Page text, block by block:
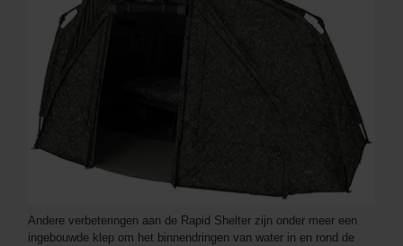
Andere verbeteringen aan de Rapid Shelter zijn onder meer een
ingebouwde klep om het binnendringen van water in en rond de